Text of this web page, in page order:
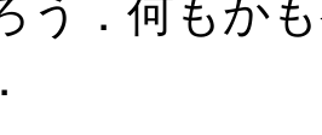
う．何もか